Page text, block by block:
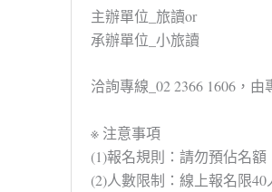
主辦單位_旅讀or
承辦單位_小旅讀
洽詢專線_02 2366 1606，
※ 注意事項
(1)報名規則：請勿預佔名
(2)人數限制：線上報名限